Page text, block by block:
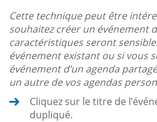
Cette technique peut être
souhaitez créer un événement
caractéristiques seront
événement existant ou si vous
événement d’un agenda
un autre de vos agendas
Cliquez sur le titre de
dupliqué.